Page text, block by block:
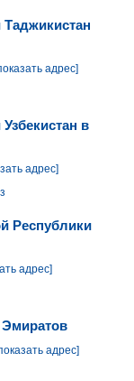
Таджикистан
адрес]
в
адрес]
Республики
адрес]
адрес]